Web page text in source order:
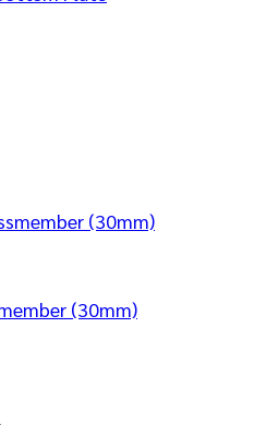
(30mm)